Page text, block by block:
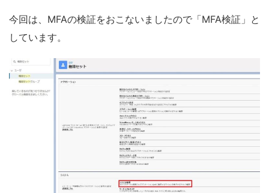
今回は、MFAの検証をおこないましたので「MFA検証」と
しています。